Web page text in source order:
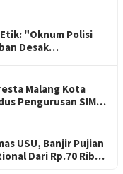
"Oknum Polisi
Desak
Malang Kota
Pengurusan SIM
USU, Banjir Pujian
Dari Rp.70 Ribu